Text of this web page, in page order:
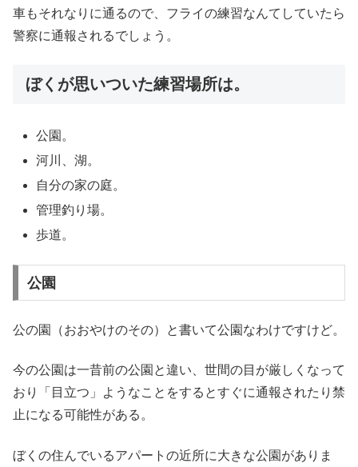
車もそれなりに通るので、フライの練習なんてしていたら
警察に通報されるでしょう。
ぼくが思いついた練習場所は。
公園。
河川、湖。
自分の家の庭。
管理釣り場。
歩道。
公園
公の園（おおやけのその）と書いて公園なわけですけど。
今の公園は一昔前の公園と違い、世間の目が厳しくなって
おり「目立つ」ようなことをするとすぐに通報されたり禁
止になる可能性がある。
ぼくの住んでいるアパートの近所に大きな公園がありま